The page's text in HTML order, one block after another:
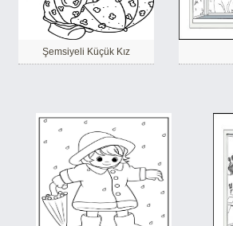
Şemsiyeli Küçük Kız